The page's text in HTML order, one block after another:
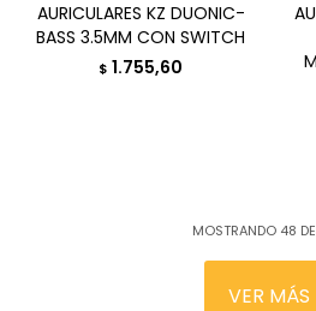
AURICULARES KZ DUONIC-
BASS 3.5MM CON SWITCH
$ 1.755,60
MOSTRANDO 48 DE
VER MÁS